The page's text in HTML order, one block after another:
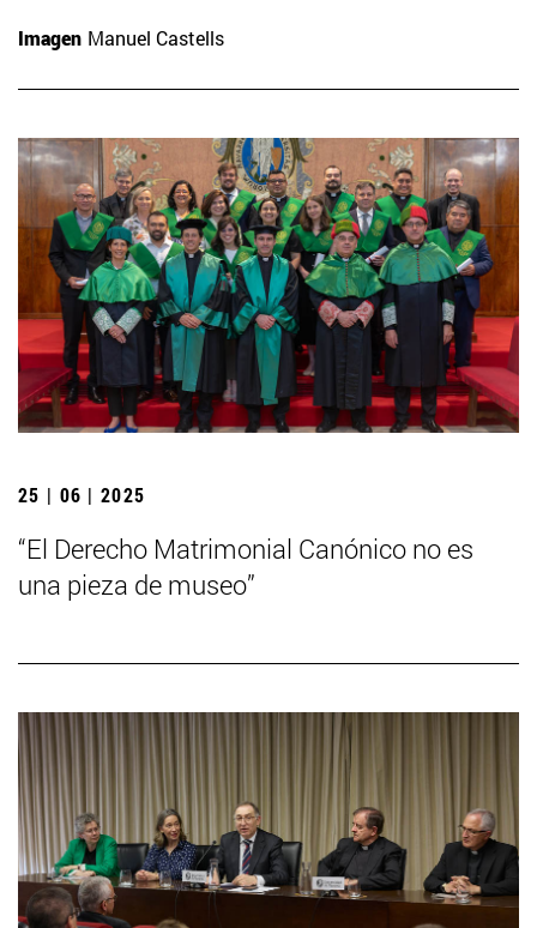
Imagen Manuel Castells
25 | 06 | 2025
“El Derecho Matrimonial Canónico no es
una pieza de museo”